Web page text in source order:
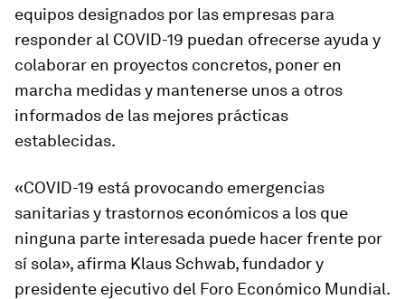
equipos designados por las empresas para
responder al COVID-19 puedan ofrecerse ayuda y
colaborar en proyectos concretos, poner en
marcha medidas y mantenerse unos a otros
informados de las mejores prácticas
establecidas.
«COVID-19 está provocando emergencias
sanitarias y trastornos económicos a los que
ninguna parte interesada puede hacer frente por
sí sola», afirma Klaus Schwab, fundador y
presidente ejecutivo del Foro Económico Mundial.